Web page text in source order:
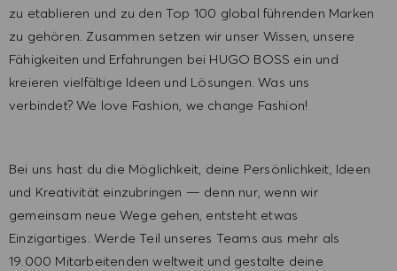
zu etablieren und zu den Top 100 global führenden Marken
zu gehören. Zusammen setzen wir unser Wissen, unsere
Fähigkeiten und Erfahrungen bei HUGO BOSS ein und
kreieren vielfältige Ideen und Lösungen. Was uns
verbindet? We love Fashion, we change Fashion!
Bei uns hast du die Möglichkeit, deine Persönlichkeit, Ideen
und Kreativität einzubringen — denn nur, wenn wir
gemeinsam neue Wege gehen, entsteht etwas
Einzigartiges. Werde Teil unseres Teams aus mehr als
19.000 Mitarbeitenden weltweit und gestalte deine